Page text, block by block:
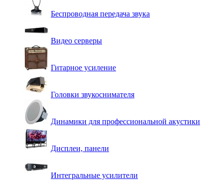
Беспроводная передача звука
Видео серверы
Гитарное усиление
Головки звукоснимателя
Динамики для профессиональной акустики
Дисплеи, панели
Интегральные усилители